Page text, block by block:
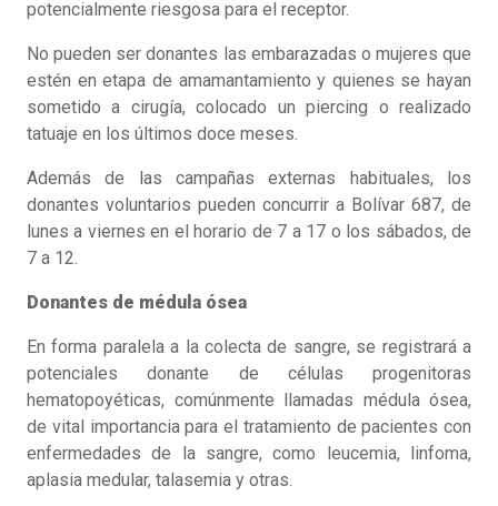
potencialmente riesgosa para el receptor.
No pueden ser donantes las embarazadas o mujeres que
estén en etapa de amamantamiento y quienes se hayan
sometido a cirugía, colocado un piercing o realizado
tatuaje en los últimos doce meses.
Además de las campañas externas habituales, los
donantes voluntarios pueden concurrir a Bolívar 687, de
lunes a viernes en el horario de 7 a 17 o los sábados, de
7 a 12.
Donantes de médula ósea
En forma paralela a la colecta de sangre, se registrará a
potenciales donante de células progenitoras
hematopoyéticas, comúnmente llamadas médula ósea,
de vital importancia para el tratamiento de pacientes con
enfermedades de la sangre, como leucemia, linfoma,
aplasia medular, talasemia y otras.